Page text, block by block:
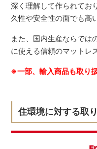
深く理解して作られてお
久性や安全性の面でも高
また、国内生産ならでは
に使える信頼のマットレ
※一部、輸入商品も取り
住環境に対する取